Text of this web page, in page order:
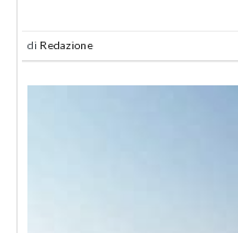
di Redazione